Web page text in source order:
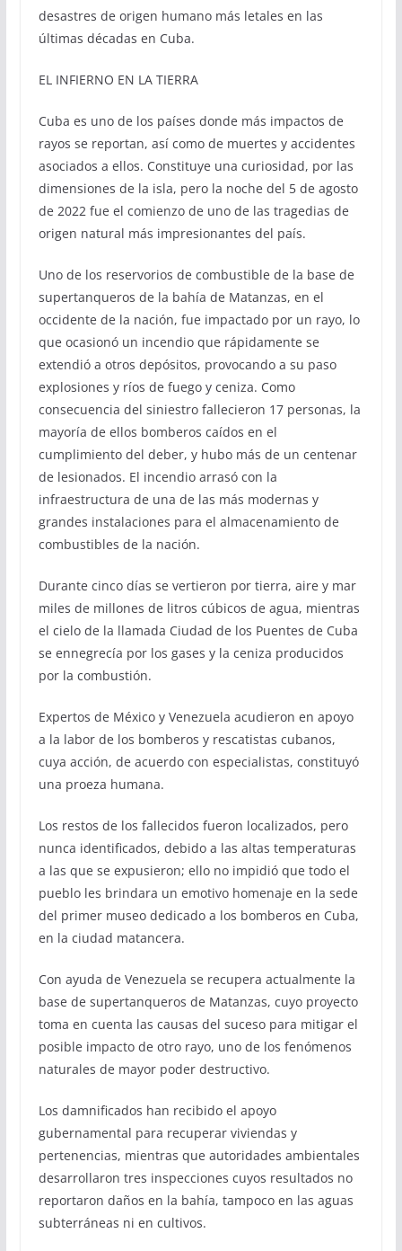
desastres de origen humano más letales en las
últimas décadas en Cuba.
EL INFIERNO EN LA TIERRA
Cuba es uno de los países donde más impactos de
rayos se reportan, así como de muertes y accidentes
asociados a ellos. Constituye una curiosidad, por las
dimensiones de la isla, pero la noche del 5 de agosto
de 2022 fue el comienzo de uno de las tragedias de
origen natural más impresionantes del país.
Uno de los reservorios de combustible de la base de
supertanqueros de la bahía de Matanzas, en el
occidente de la nación, fue impactado por un rayo, lo
que ocasionó un incendio que rápidamente se
extendió a otros depósitos, provocando a su paso
explosiones y ríos de fuego y ceniza. Como
consecuencia del siniestro fallecieron 17 personas, la
mayoría de ellos bomberos caídos en el
cumplimiento del deber, y hubo más de un centenar
de lesionados. El incendio arrasó con la
infraestructura de una de las más modernas y
grandes instalaciones para el almacenamiento de
combustibles de la nación.
Durante cinco días se vertieron por tierra, aire y mar
miles de millones de litros cúbicos de agua, mientras
el cielo de la llamada Ciudad de los Puentes de Cuba
se ennegrecía por los gases y la ceniza producidos
por la combustión.
Expertos de México y Venezuela acudieron en apoyo
a la labor de los bomberos y rescatistas cubanos,
cuya acción, de acuerdo con especialistas, constituyó
una proeza humana.
Los restos de los fallecidos fueron localizados, pero
nunca identificados, debido a las altas temperaturas
a las que se expusieron; ello no impidió que todo el
pueblo les brindara un emotivo homenaje en la sede
del primer museo dedicado a los bomberos en Cuba,
en la ciudad matancera.
Con ayuda de Venezuela se recupera actualmente la
base de supertanqueros de Matanzas, cuyo proyecto
toma en cuenta las causas del suceso para mitigar el
posible impacto de otro rayo, uno de los fenómenos
naturales de mayor poder destructivo.
Los damnificados han recibido el apoyo
gubernamental para recuperar viviendas y
pertenencias, mientras que autoridades ambientales
desarrollaron tres inspecciones cuyos resultados no
reportaron daños en la bahía, tampoco en las aguas
subterráneas ni en cultivos.